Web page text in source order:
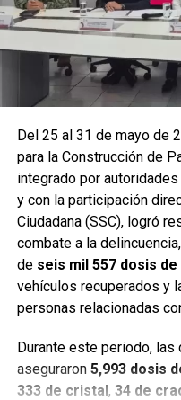
Entre las acciones
relevantes en
Benito
narcóticos, vehículos y
aprehensión contra
con delitos de alto
Del 25 al 31 de mayo de
para la Construcción de
integrado por
y con la participación
Ciudadana (SSC), logró
combate a la
de seis mil 557 dosis
vehículos recuperados y
personas relacionadas
Durante este periodo,
aseguraron 5,993 dosis
333 de cristal, 34 de